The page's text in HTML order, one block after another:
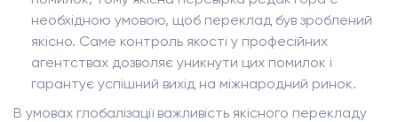
необхідною умовою, щоб переклад був зроблений
якісно. Саме контроль якості у професійних
агентствах дозволяє уникнути цих помилок і
гарантує успішний вихід на міжнародний ринок.
В умовах глобалізації важливість якісного перекладу